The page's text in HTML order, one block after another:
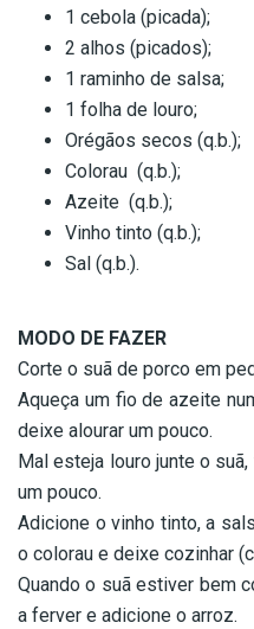
1 cebola (picada);
2 alhos (picados);
1 raminho de salsa;
1 folha de louro;
Orégãos secos (q.b.);
Colorau (q.b.);
Azeite (q.b.);
Vinho tinto (q.b.);
Sal (q.b.).
MODO DE FAZER
Corte o suã de porco em
Aqueça um fio de azeite
deixe alourar um pouco.
Mal esteja louro junte o
um pouco.
Adicione o vinho tinto, a
o colorau e deixe cozinhar
Quando o suã estiver bem
a ferver e adicione o arroz.